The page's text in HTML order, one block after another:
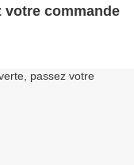
votre commande